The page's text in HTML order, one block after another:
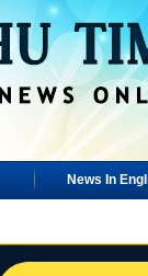
News In